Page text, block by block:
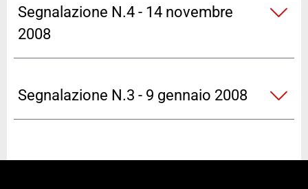
Segnalazione N.4 - 14 novembre
2008
Segnalazione N.3 - 9 gennaio 2008